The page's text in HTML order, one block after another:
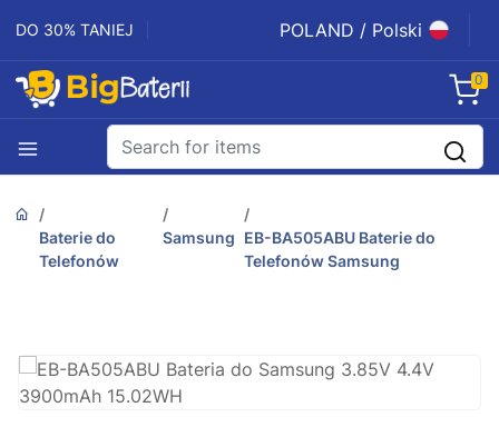
DO 30% TANIEJ POLAND / Polski
0
Baterie do
Telefonów
Samsung EB-BA505ABU Baterie do
Telefonów Samsung